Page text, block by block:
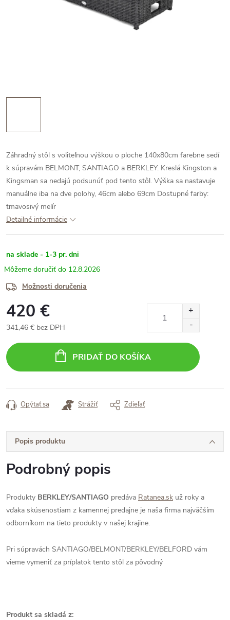
Záhradný stôl s voliteľnou výškou o ploche 140x80cm farebne sedí
k súpravám BELMONT, SANTIAGO a BERKLEY. Kreslá Kingston a
Kingsman sa nedajú podsunúť pod tento stôl. Výška sa nastavuje
manuálne iba na dve polohy, 46cm alebo 69cm Dostupné farby:
tmavosivý melír
Detailné informácie
na sklade - 1-3 pr. dni
12.8.2026
Možnosti doručenia
420 €
341,46 € bez DPH
cena:
PRIDAŤ DO KOŠÍKA
Opýtať sa Strážiť Zdieľať
Popis produktu
Podrobný popis
Produkty BERKLEY/SANTIAGO predáva Ratanea.sk už roky a
vďaka skúsenostiam z kamennej predajne je naša firma najväčším
odborníkom na tieto produkty v našej krajine.
Pri súpravách SANTIAGO/BELMONT/BERKLEY/BELFORD vám
vieme vymeniť za príplatok tento stôl za pôvodný
Produkt sa skladá z: